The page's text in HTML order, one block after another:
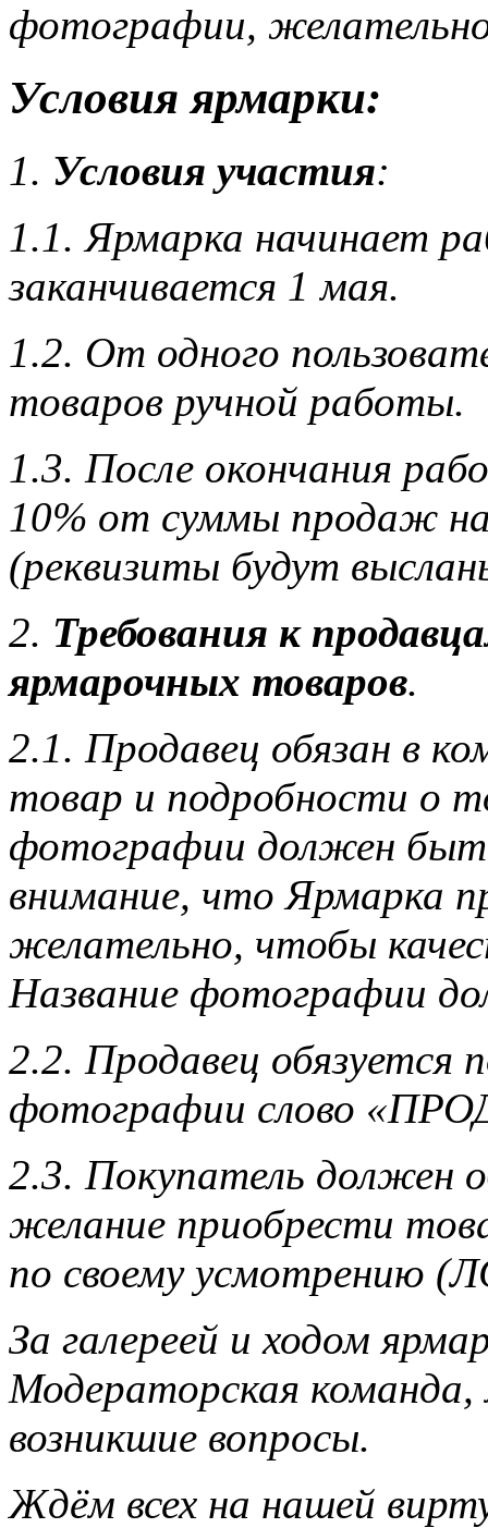
фотографии,
Условия ярмарки:
1. Условия участия:
1.1. Ярмарка начинает
заканчивается 1 мая.
1.2. От одного
товаров ручной работы.
1.3. После окончания
10% от суммы продаж
(реквизиты будут
2. Требования к
ярмарочных товаров.
2.1. Продавец обязан в
товар и подробности о
фотографии должен
внимание, что Ярмарка
желательно, чтобы
Название фотографии
2.2. Продавец обязуется
фотографии слово
2.3. Покупатель должен
желание приобрести
по своему усмотрению
За галереей и ходом
Модераторская
возникшие вопросы.
Ждём всех на нашей